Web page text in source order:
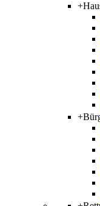
+
+